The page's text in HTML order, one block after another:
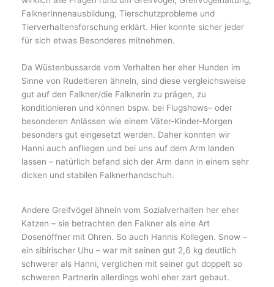
FalknerInnenausbildung, Tierschutzprobleme und
Tierverhaltensforschung erklärt. Hier konnte sicher jeder
für sich etwas Besonderes mitnehmen.
Da Wüstenbussarde vom Verhalten her eher Hunden im
Sinne von Rudeltieren ähneln, sind diese vergleichsweise
gut auf den Falkner/die Falknerin zu prägen, zu
konditionieren und können bspw. bei Flugshows– oder
besonderen Anlässen wie einem Väter-Kinder-Morgen
besonders gut eingesetzt werden. Daher konnten wir
Hanni auch anfliegen und bei uns auf dem Arm landen
lassen – natürlich befand sich der Arm dann in einem sehr
dicken und stabilen Falknerhandschuh.
Andere Greifvögel ähneln vom Sozialverhalten her eher
Katzen – sie betrachten den Falkner als eine Art
Dosenöffner mit Ohren. So auch Hannis Kollegen. Snow –
ein sibirischer Uhu – war mit seinen gut 2,6 kg deutlich
schwerer als Hanni, verglichen mit seiner gut doppelt so
schweren Partnerin allerdings wohl eher zart gebaut.